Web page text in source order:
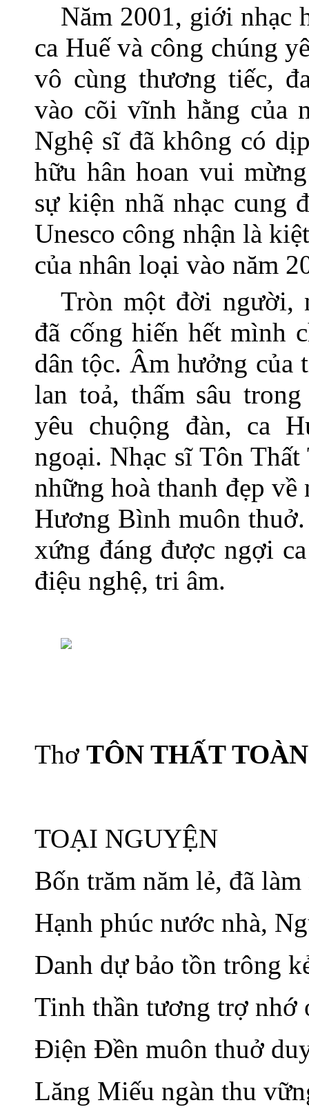
Năm 2001, giới nhạc
ca Huế và công chúng
vô cùng thương tiếc,
vào cõi vĩnh hằng của
Nghệ sĩ đã không có
hữu hân hoan vui
sự kiện nhã nhạc cung
Unesco công nhận là
của nhân loại vào năm
Tròn một đời người,
đã cống hiến hết mình
dân tộc. Âm hưởng của
lan toả, thấm sâu
yêu chuộng đàn, ca
ngoại. Nhạc sĩ Tôn
những hoà thanh đẹp
Hương Bình muôn
xứng đáng được ngợi
điệu nghệ, tri âm.
Thơ TÔN THẤT TOÀN
TOẠI NGUYỆN
Bốn trăm năm lẻ, đã làm
Hạnh phúc nước nhà,
Danh dự bảo tồn trông
Tinh thần tương trợ nhớ
Điện Đền muôn thuở
Lăng Miếu ngàn thu